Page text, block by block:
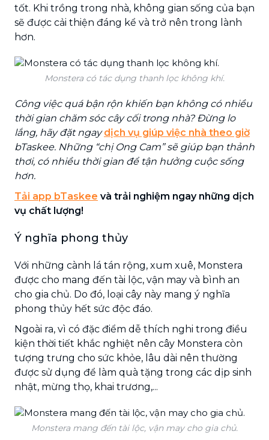
tốt. Khi trồng trong nhà, không gian sống của bạn
sẽ được cải thiện đáng kể và trở nên trong lành
hơn.
Monstera có tác dụng thanh lọc không khí.
Công việc quá bận rộn khiến bạn không có nhiều
thời gian chăm sóc cây cối trong nhà? Đừng lo
lắng, hãy đặt ngay dịch vụ giúp việc nhà theo giờ
bTaskee. Những “chị Ong Cam” sẽ giúp bạn thảnh
thơi, có nhiều thời gian để tận hưởng cuộc sống
hơn.
Tải app bTaskee và trải nghiệm ngay những dịch
vụ chất lượng!
Ý nghĩa phong thủy
Với những cành lá tán rộng, xum xuê, Monstera
được cho mang đến tài lộc, vận may và bình an
cho gia chủ. Do đó, loại cây này mang ý nghĩa
phong thủy hết sức độc đáo.
Ngoài ra, vì có đặc điểm dễ thích nghi trong điều
kiện thời tiết khắc nghiệt nên cây Monstera còn
tượng trưng cho sức khỏe, lâu dài nên thường
được sử dụng để làm quà tặng trong các dịp sinh
nhật, mừng thọ, khai trương,...
Monstera mang đến tài lộc, vận may cho gia chủ.